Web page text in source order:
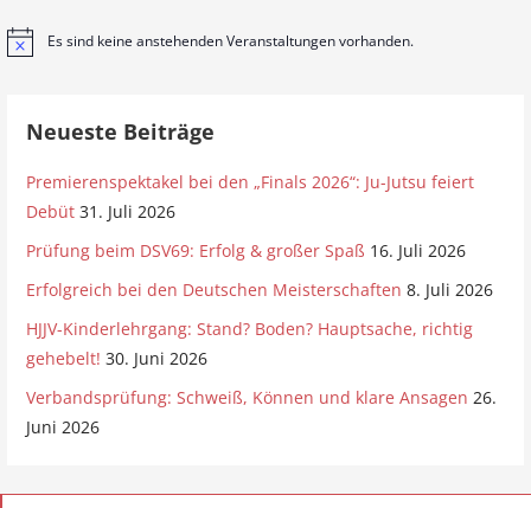
H
Es sind keine anstehenden Veranstaltungen vorhanden.
Neueste Beiträge
Premierenspektakel bei den „Finals 2026“: Ju-Jutsu feiert
Debüt 31. Juli 2026
Prüfung beim DSV69: Erfolg & großer Spaß 16. Juli 2026
Erfolgreich bei den Deutschen Meisterschaften 8. Juli 2026
HJJV-Kinderlehrgang: Stand? Boden? Hauptsache, richtig
gehebelt! 30. Juni 2026
Verbandsprüfung: Schweiß, Können und klare Ansagen 26.
Juni 2026